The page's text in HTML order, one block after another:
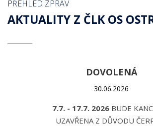
PŘEHLED ZPRÁV
AKTUALITY Z ČLK OS
DOVOLENÁ
30.06.2026
7.7. - 17.7. 2026 BUDE
UZAVŘENA Z DŮVODU